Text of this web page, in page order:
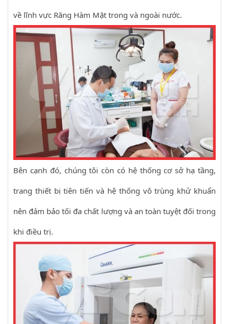
về lĩnh vực Răng Hàm Mặt trong và ngoài nước.
Bên cạnh đó, chúng tôi còn có hệ thống cơ sở hạ tầng,
trang thiết bị tiên tiến và hệ thống vô trùng khử khuẩn
nên đảm bảo tối đa chất lượng và an toàn tuyệt đối trong
khi điều trị.